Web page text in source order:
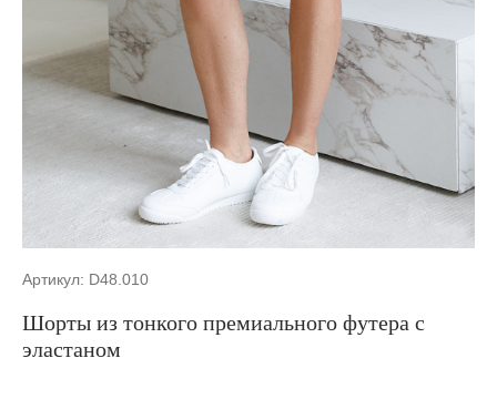
Артикул: D48.010
Шорты из тонкого премиального футера с
эластаном